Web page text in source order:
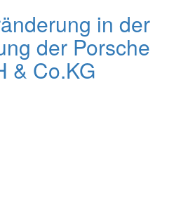
in der
der Porsche
& Co.KG